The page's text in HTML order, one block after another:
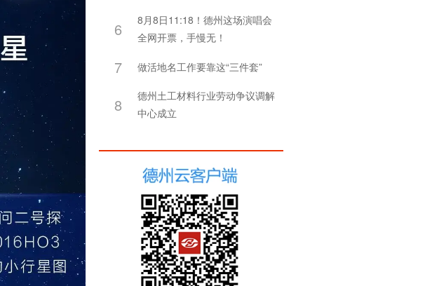
6
8月8日11:18！德州这场演唱会
全网开票，手慢无！
7 做活地名工作要靠这“三件套”
8
德州土工材料行业劳动争议调解
中心成立